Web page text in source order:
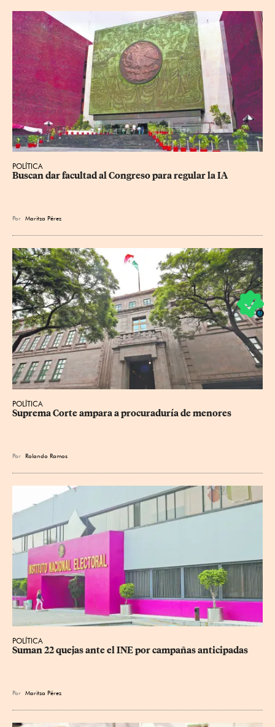
POLÍTICA
Buscan dar facultad al Congreso para regular la IA
Por Maritza Pérez
POLÍTICA
Suprema Corte ampara a procuraduría de menores
Por Rolando Ramos
POLÍTICA
Suman 22 quejas ante el INE por campañas anticipadas
Por Maritza Pérez